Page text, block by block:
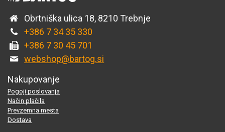
Obrtniška ulica 18, 8210 Trebnje
+386 7 34 35 330
+386 7 30 45 701
webshop@bartog.si
Nakupovanje
Pogoji poslovanja
Način plačila
Prevzemna mesta
Dostava